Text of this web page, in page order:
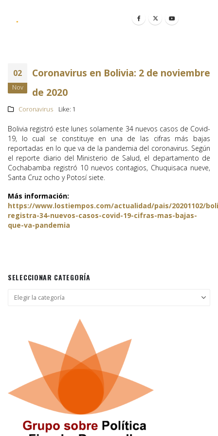
02
Nov
Coronavirus en Bolivia: 2 de noviembre
de 2020
Coronavirus Like: 1
Bolivia registró este lunes solamente 34 nuevos casos de Covid-
19, lo cual se constituye en una de las cifras más bajas
reportadas en lo que va de la pandemia del coronavirus. Según
el reporte diario del Ministerio de Salud, el departamento de
Cochabamba registró 10 nuevos contagios, Chuquisaca nueve,
Santa Cruz ocho y Potosí siete.
Más información:
https://www.lostiempos.com/actualidad/pais/20201102/
registra-34-nuevos-casos-covid-19-cifras-mas-bajas-
que-va-pandemia
SELECCIONAR CATEGORÍA
Seleccionar
categoría